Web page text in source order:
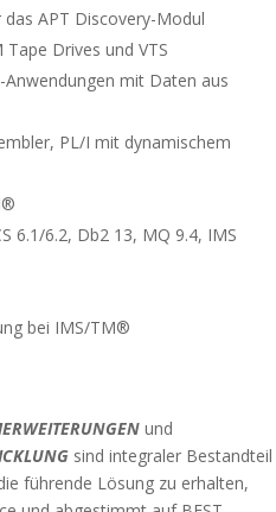
APT Discovery-Modul
Drives und VTS
Anwendungen mit Daten aus
PL/I mit dynamischem
6.1/6.2, Db2 13, MQ 9.4, IMS
bei IMS/TM®
und
sind integraler Bestandteil
führende Lösung zu erhalten,